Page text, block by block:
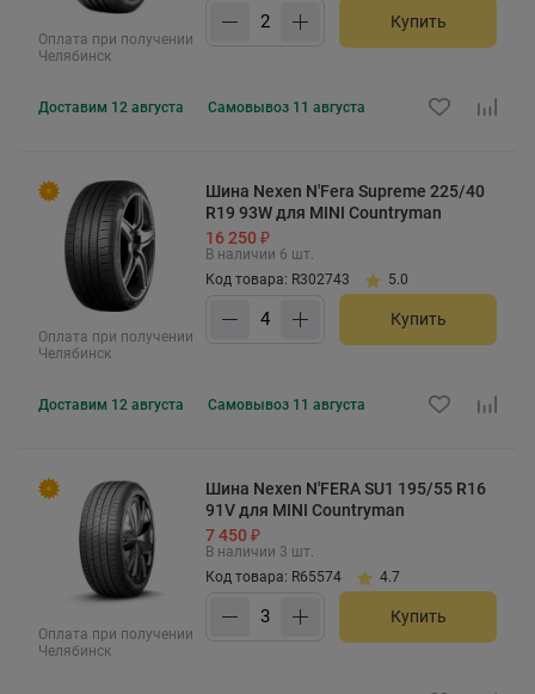
Оплата при получении
Челябинск
Купить
Доставим 12 августа Самовывоз 11 августа
Оплата при получении
Челябинск
Шина Nexen N'Fera Supreme 225/40
R19 93W для MINI Countryman
16 250 ₽
В наличии 6 шт.
Код товара: R302743
5.0
Купить
Доставим 12 августа Самовывоз 11 августа
Оплата при получении
Челябинск
Шина Nexen N'FERA SU1 195/55 R16
91V для MINI Countryman
7 450 ₽
В наличии 3 шт.
Код товара: R65574
4.7
Купить